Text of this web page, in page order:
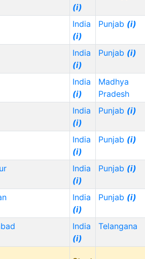
(i)
India
(i)
Punjab (i)
India
(i)
Punjab (i)
India
(i)
Madhya
Pradesh
India
(i)
Punjab (i)
India
(i)
Punjab (i)
India
(i)
Punjab (i)
India
(i)
Punjab (i)
India
(i)
Telangana